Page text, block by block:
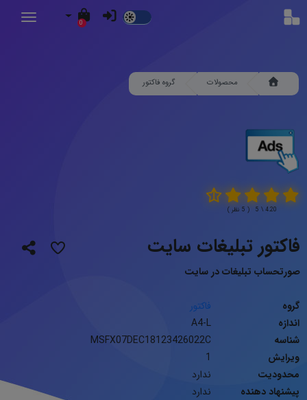
Dark
0
محصولات گروه فاکتور
4.20 \ 5 ( 5 نظر )
فاکتور تبلیغات سایت
صورتحساب تبلیغات در سایت
گروه
فاکتور
اندازه
A4-L
شناسه
MSFX07DEC18123426022C
ویرایش
1
محدودیت
ندارد
پیشنهاد دهنده
ندارد